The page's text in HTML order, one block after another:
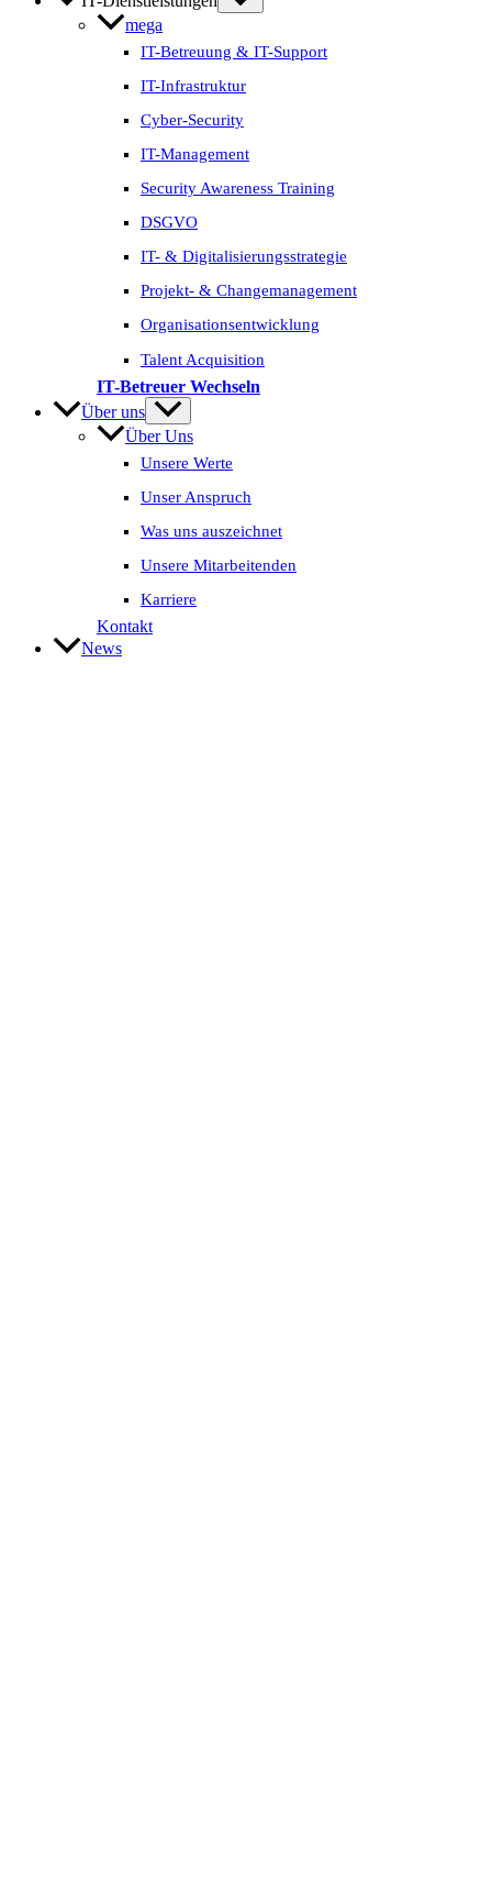
mega
IT-Betreuung & IT-Support
IT-Infrastruktur
Cyber-Security
IT-Management
Security Awareness Training
DSGVO
IT- & Digitalisierungs­strategie
Projekt- & Change­management
Organisations­entwicklung
Talent Acquisition
IT-Betreuer Wechseln
Über uns
Über Uns
Unsere Werte
Unser Anspruch
Was uns auszeichnet
Unsere Mitarbeitenden
Karriere
Kontakt
News